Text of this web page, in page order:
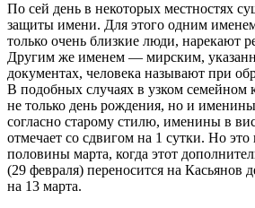
По сей день в некоторых местностях
защиты имени. Для этого одним
только очень близкие люди, нарекают
Другим же именем — мирским,
документах, человека называют при
В подобных случаях в узком семейном
не только день рождения, но и именины
согласно старому стилю, именины в
отмечает со сдвигом на 1 сутки. Но это
половины марта, когда этот
(29 февраля) переносится на Касьянов
на 13 марта.